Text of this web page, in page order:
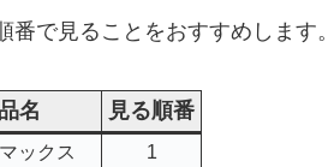
で見ることをおすすめします。
名 見る順番
ックス
1